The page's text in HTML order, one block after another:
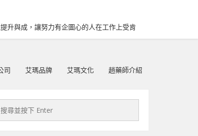
升與成，讓努力有企圖心的人在工作上受肯
司 艾瑪品牌 艾瑪文化 趙藥師介紹